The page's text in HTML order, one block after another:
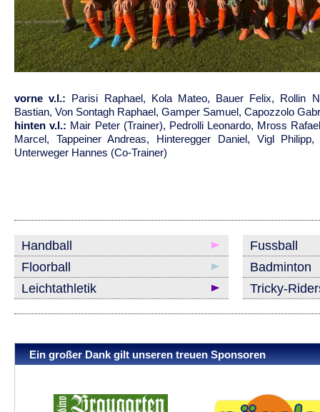
vorne v.l.: Parisi Raphael, Kola Mateo, Bauer Felix, Rollin
Bastian, Von Sontagh Raphael, Gamper Samuel, Capozzolo
hinten v.l.: Mair Peter (Trainer), Pedrolli Leonardo, Mross
Marcel, Tappeiner Andreas, Hinteregger Daniel, Vigl
Unterweger Hannes (Co-Trainer)
Handball
Fussball
Floorball
Badminton
Leichtathletik
Tricky-
Ein großer Dank gilt unseren treuen Sponsoren